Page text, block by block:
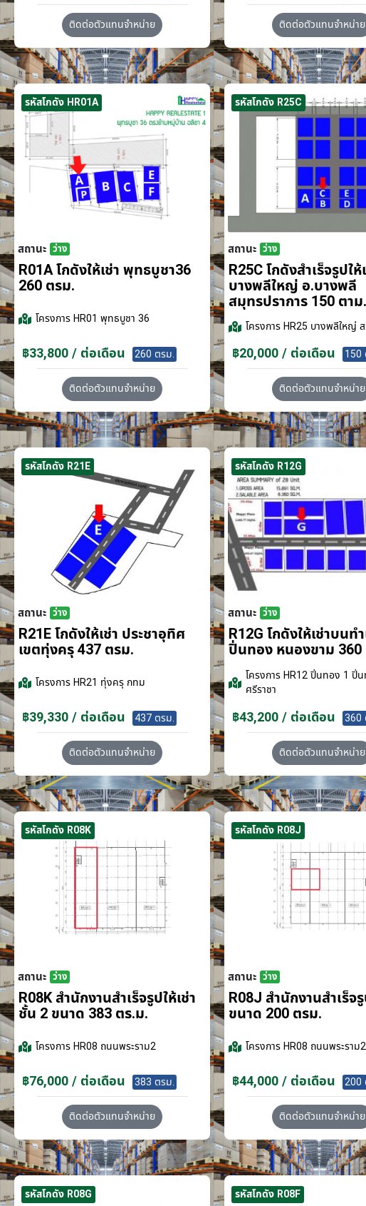
ติดต่อตัวแทนจำหน่าย ติดต่อตัวแทนจำหน่าย
รหัสโกดัง HR01A
สถานะ ว่าง
R01A โกดังให้เช่า พุทธบูชา36
260 ตรม.
โครงการHR01 พุทธบูชา 36
฿33,800 / ต่อเดือน 260 ตรม.
ติดต่อตัวแทนจำหน่าย
รหัสโกดัง R25C
สถานะ ว่าง
R25C โกดังสำเร็จรูปให้
บางพลีใหญ่ อ.บางพลี
สมุทรปราการ 150 ตาม.
โครงการHR25 บางพลีใหญ่
฿20,000 / ต่อเดือน 150
ติดต่อตัวแทนจำหน่าย
รหัสโกดัง R21E
สถานะ ว่าง
R21E โกดังให้เช่า ประชาอุทิศ
เขตทุ่งครุ 437 ตรม.
โครงการHR21 ทุ่งครุ กทม
฿39,330 / ต่อเดือน 437 ตรม.
ติดต่อตัวแทนจำหน่าย
รหัสโกดัง R12G
สถานะ ว่าง
R12G โกดังให้เช่าบนท
ปิ่นทอง หนองขาม 360
โครงการHR12 ปิ่นทอง 1 ปิ่
ศรีราชา
฿43,200 / ต่อเดือน 360
ติดต่อตัวแทนจำหน่าย
รหัสโกดัง R08K
สถานะ ว่าง
R08K สำนักงานสำเร็จรูปให้เช่า
ชั้น 2 ขนาด 383 ตร.ม.
โครงการHR08 ถนนพระราม2
฿76,000 / ต่อเดือน 383 ตรม.
ติดต่อตัวแทนจำหน่าย
รหัสโกดัง R08J
สถานะ ว่าง
R08J สำนักงานสำเร็จรู
ขนาด 200 ตรม.
โครงการHR08 ถนนพระราม2
฿44,000 / ต่อเดือน 200
ติดต่อตัวแทนจำหน่าย
รหัสโกดัง R08G รหัสโกดัง R08F